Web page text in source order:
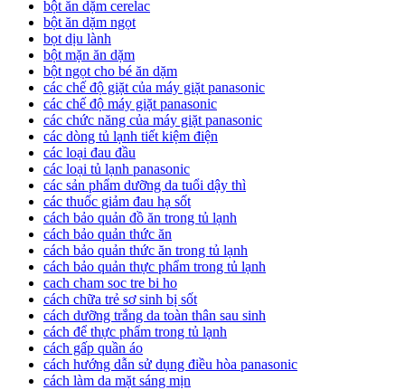
bột ăn dặm cerelac
bột ăn dặm ngọt
bọt dịu lành
bột mặn ăn dặm
bột ngọt cho bé ăn dặm
các chế độ giặt của máy giặt panasonic
các chế độ máy giặt panasonic
các chức năng của máy giặt panasonic
các dòng tủ lạnh tiết kiệm điện
các loại đau đầu
các loại tủ lạnh panasonic
các sản phẩm dưỡng da tuổi dậy thì
các thuốc giảm đau hạ sốt
cách bảo quản đồ ăn trong tủ lạnh
cách bảo quản thức ăn
cách bảo quản thức ăn trong tủ lạnh
cách bảo quản thực phẩm trong tủ lạnh
cach cham soc tre bi ho
cách chữa trẻ sơ sinh bị sốt
cách dưỡng trắng da toàn thân sau sinh
cách để thực phẩm trong tủ lạnh
cách gấp quần áo
cách hướng dẫn sử dụng điều hòa panasonic
cách làm da mặt sáng mịn